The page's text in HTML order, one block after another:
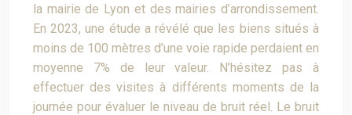
la mairie de Lyon et des mairies d’arrondissement.
En 2023, une étude a révélé que les biens situés à
moins de 100 mètres d’une voie rapide perdaient en
moyenne 7% de leur valeur. N’hésitez pas à
effectuer des visites à différents moments de la
journée pour évaluer le niveau de bruit réel. Le bruit